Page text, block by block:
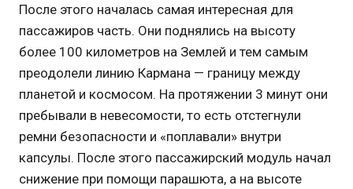
После этого началась самая интересная для
пассажиров часть. Они поднялись на высоту
более 100 километров на Землей и тем самым
преодолели линию Кармана — границу между
планетой и космосом. На протяжении 3 минут они
пребывали в невесомости, то есть отстегнули
ремни безопасности и «поплавали» внутри
капсулы. После этого пассажирский модуль начал
снижение при помощи парашюта, а на высоте